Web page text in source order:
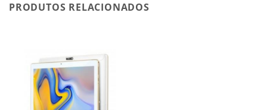
PRODUTOS RELACIONADOS